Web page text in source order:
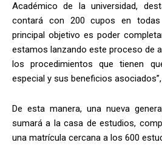
Académico de la universidad,
contará con 200 cupos en todas
principal objetivo es poder
estamos lanzando este proceso de
los procedimientos que tienen
especial y sus beneficios
De esta manera, una nueva
sumará a la casa de estudios,
una matrícula cercana a los 600